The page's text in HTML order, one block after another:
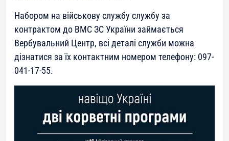
Набором на військову службу службу за
контрактом до ВМС ЗС України займається
Вербувальний Центр, всі деталі служби можна
дізнатися за їх контактним номером телефону: 097-
041-17-55.